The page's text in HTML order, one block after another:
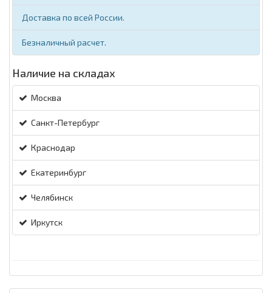
Доставка по всей России.
Безналичный расчет.
Наличие на складах
Москва
Санкт-Петербург
Краснодар
Екатеринбург
Челябинск
Иркутск